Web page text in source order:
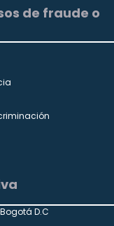
de fraude o
D.C